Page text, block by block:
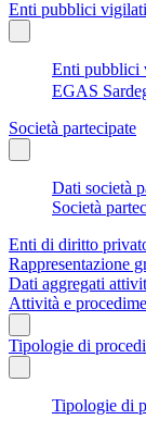
Enti pubblici vigilati
Enti pubblici
EGAS
Società partecipate
Dati società
Società
Enti di diritto
Rappresentazione
Dati aggregati
Attività e
Tipologie di
Tipologie di